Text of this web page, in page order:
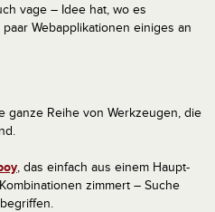
vage – Idee hat, wo es
Webapplikationen einiges an
ganze Reihe von Werkzeugen, die
, das einfach aus einem Haupt-
zimmert – Suche